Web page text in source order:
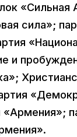
сила»;
и
«Армения»;